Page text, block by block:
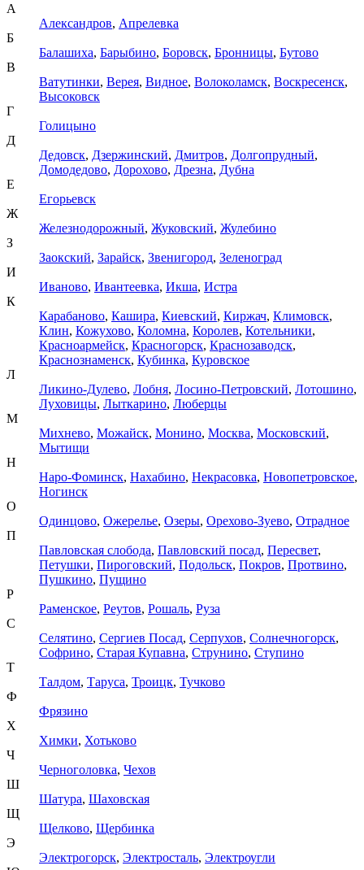
А
Александров, Апрелевка
Б
Балашиха, Барыбино, Боровск, Бронницы, Бутово
В
Ватутинки, Верея, Видное, Волоколамск, Воскресенск,
Высоковск
Г
Голицыно
Д
Дедовск, Дзержинский, Дмитров, Долгопрудный,
Домодедово, Дорохово, Дрезна, Дубна
Е
Егорьевск
Ж
Железнодорожный, Жуковский, Жулебино
З
Заокский, Зарайск, Звенигород, Зеленоград
И
Иваново, Ивантеевка, Икша, Истра
К
Карабаново, Кашира, Киевский, Киржач, Климовск,
Клин, Кожухово, Коломна, Королев, Котельники,
Красноармейск, Красногорск, Краснозаводск,
Краснознаменск, Кубинка, Куровское
Л
Ликино-Дулево, Лобня, Лосино-Петровский, Лотошино,
Луховицы, Лыткарино, Люберцы
М
Михнево, Можайск, Монино, Москва, Московский,
Мытищи
Н
Наро-Фоминск, Нахабино, Некрасовка, Новопетровское,
Ногинск
О
Одинцово, Ожерелье, Озеры, Орехово-Зуево, Отрадное
П
Павловская слобода, Павловский посад, Пересвет,
Петушки, Пироговский, Подольск, Покров, Протвино,
Пушкино, Пущино
Р
Раменское, Реутов, Рошаль, Руза
С
Селятино, Сергиев Посад, Серпухов, Солнечногорск,
Софрино, Старая Купавна, Струнино, Ступино
Т
Талдом, Таруса, Троицк, Тучково
Ф
Фрязино
Х
Химки, Хотьково
Ч
Черноголовка, Чехов
Ш
Шатура, Шаховская
Щ
Щелково, Щербинка
Э
Электрогорск, Электросталь, Электроугли